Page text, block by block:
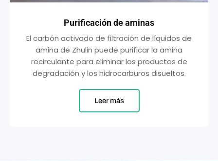
Purificación de aminas
El carbón activado de filtración de líquidos de
amina de Zhulin puede purificar la amina
recirculante para eliminar los productos de
degradación y los hidrocarburos disueltos.
Leer más